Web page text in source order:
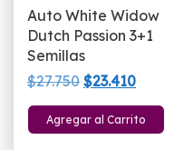
Auto White Widow
Dutch Passion 3+1
Semillas
$27.750 El
precio
original
$23.410El
precio
actual
Agregar al Carrito